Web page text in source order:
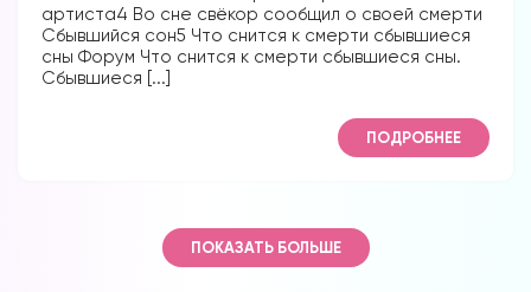
артиста4 Во сне свёкор сообщил о своей смерти
Сбывшийся сон5 Что снится к смерти сбывшиеся
сны Форум Что снится к смерти сбывшиеся сны.
Сбывшиеся [...]
ПОДРОБНЕЕ
ПОКАЗАТЬ БОЛЬШЕ